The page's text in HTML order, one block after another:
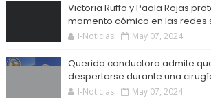
Victoria Ruffo y Paola Rojas
momento cómico en las redes
I-Noticias May 07, 2024
Querida conductora admite
despertarse durante una
I-Noticias May 07, 2024